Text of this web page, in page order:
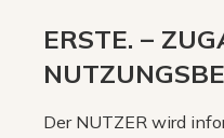
ERSTE. –
Der NUTZER wird